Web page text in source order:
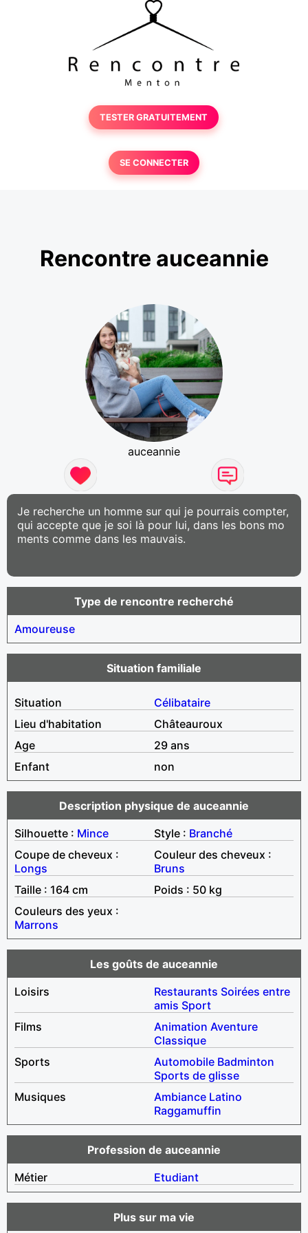
TESTER GRATUITEMENT
SE CONNECTER
Rencontre auceannie
auceannie
Je recherche un homme sur qui je pourrais compter,
qui accepte que je soi là pour lui, dans les bons mo
ments comme dans les mauvais.
Type de rencontre recherché
Amoureuse
Situation familiale
Situation
Célibataire
Lieu d'habitation
Châteauroux
Age
29 ans
Enfant
non
Description physique de auceannie
Silhouette : Mince Style : Branché
Coupe de cheveux :
Longs
Couleur des cheveux :
Bruns
Taille : 164 cm
Poids : 50 kg
Couleurs des yeux :
Marrons
Les goûts de auceannie
Loisirs
Restaurants Soirées entre
amis Sport
Films
Animation Aventure
Classique
Sports
Automobile Badminton
Sports de glisse
Musiques
Ambiance Latino
Raggamuffin
Profession de auceannie
Métier
Etudiant
Plus sur ma vie